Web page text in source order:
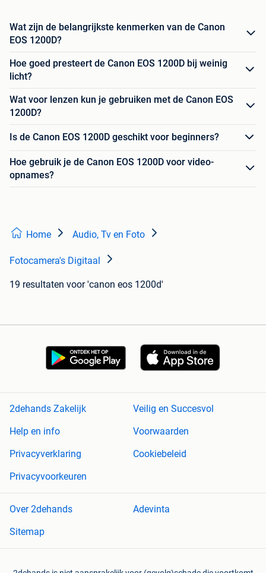
Wat zijn de belangrijkste kenmerken van de Canon
EOS 1200D?
Hoe goed presteert de Canon EOS 1200D bij weinig
licht?
Wat voor lenzen kun je gebruiken met de Canon EOS
1200D?
Is de Canon EOS 1200D geschikt voor beginners?
Hoe gebruik je de Canon EOS 1200D voor video-
opnames?
Home Audio, Tv en Foto
Fotocamera's Digitaal
19 resultaten voor 'canon eos 1200d'
2dehands Zakelijk
Veilig en Succesvol
Help en info
Voorwaarden
Privacyverklaring
Cookiebeleid
Privacyvoorkeuren
Over 2dehands
Adevinta
Sitemap